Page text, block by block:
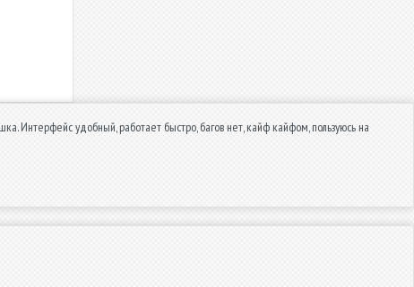
Интерфейс удобный, работает быстро, багов нет, кайф кайфом, пользуюсь на